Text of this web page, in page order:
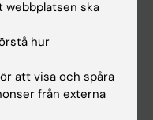
webbplatsen ska
hur
att visa och spåra
från externa